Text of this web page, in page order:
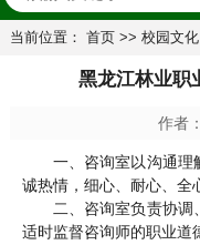
当前位置： 首页>> 校园文化
黑龙江林业职
作者
一、咨询室以沟通理
诚热情，细心、耐心、全
二、咨询室负责协
适时监督咨询师的职业道